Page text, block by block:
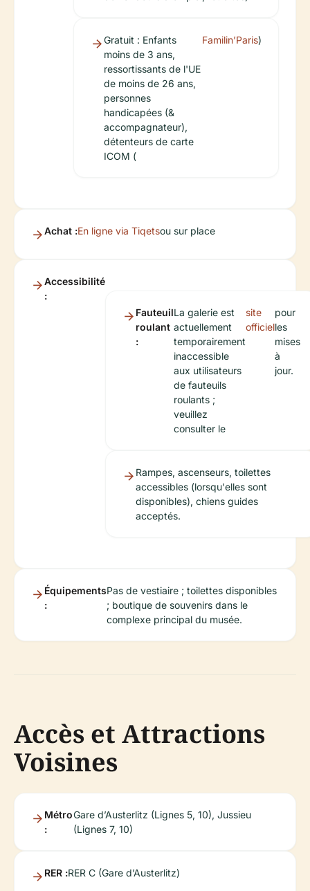
Gratuit : Enfants
moins de 3 ans,
ressortissants de l'UE
de moins de 26 ans,
personnes
handicapées (&
accompagnateur),
détenteurs de carte
ICOM (
Familin’Paris)
Achat :En ligne via Tiqetsou sur place
Accessibilité
:
Fauteuil
roulant
:
La galerie est
actuellement
temporairement
inaccessible
aux utilisateurs
de fauteuils
roulants ;
veuillez
consulter le
site
officiel
pour
les
mises
à
jour.
Rampes, ascenseurs, toilettes
accessibles (lorsqu'elles sont
disponibles), chiens guides
acceptés.
Équipements
:
Pas de vestiaire ; toilettes disponibles
; boutique de souvenirs dans le
complexe principal du musée.
Accès et Attractions
Voisines
Métro
:
Gare d’Austerlitz (Lignes 5, 10), Jussieu
(Lignes 7, 10)
RER :RER C (Gare d’Austerlitz)